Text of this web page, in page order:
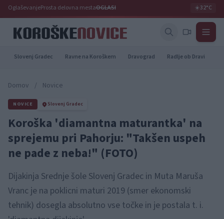
OglaševanjeProsta delovna mestaOGLASI ☀️32°C
Slovenj Gradec Ravne na Koroškem Dravograd Radlje ob Dravi
Domov / Novice
NOVICE Slovenj Gradec
Koroška 'diamantna maturantka' na
sprejemu pri Pahorju: "Takšen uspeh
ne pade z neba!" (FOTO)
Dijakinja Srednje šole Slovenj Gradec in Muta Maruša
Vranc je na poklicni maturi 2019 (smer ekonomski
tehnik) dosegla absolutno vse točke in je postala t. i.